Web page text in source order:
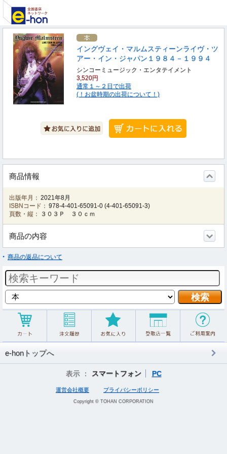
イングヴェイ・マルムスティーンライヴ・ツ
アー・イン・ジャパン１９８４－１９９４
シンコーミュージック・エンタテイメント
3,520円
通常１～２日で出荷
(！お盆時期の出荷について！)
商品情報
出版年月： 2021年8月
ISBNコード： 978-4-401-65091-0 (4-401-65091-3)
頁数・縦：
３０３Ｐ ３０ｃｍ
商品の内容
商品の返品について
e-honトップへ
表示 ： スマートフォン PC
運営会社概要 プライバシーポリシー
Copyright © TOHAN CORPORATION